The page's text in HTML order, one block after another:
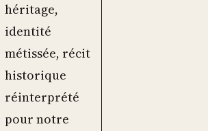
héritage,
identité
métissée, récit
historique
réinterprété
pour notre